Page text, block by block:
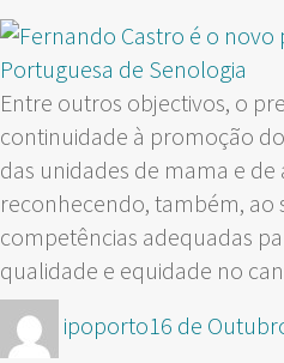
Entre outros objectivos, o
continuidade à promoção
das unidades de mama e
reconhecendo, também, ao
competências adequadas
qualidade e equidade no
Autor
ipoportoPublicado
16 de